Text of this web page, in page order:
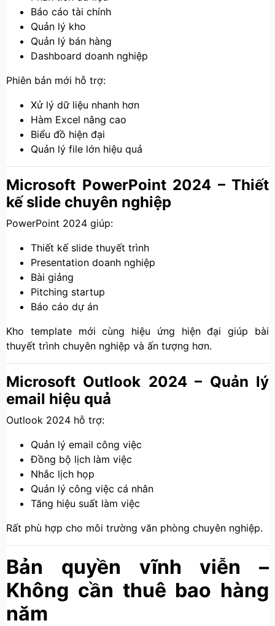
Báo cáo tài chính
Quản lý kho
Quản lý bán hàng
Dashboard doanh nghiệp
Phiên bản mới hỗ trợ:
Xử lý dữ liệu nhanh hơn
Hàm Excel nâng cao
Biểu đồ hiện đại
Quản lý file lớn hiệu quả
Microsoft PowerPoint 2024 – Thiết
kế slide chuyên nghiệp
PowerPoint 2024 giúp:
Thiết kế slide thuyết trình
Presentation doanh nghiệp
Bài giảng
Pitching startup
Báo cáo dự án
Kho template mới cùng hiệu ứng hiện đại giúp bài
thuyết trình chuyên nghiệp và ấn tượng hơn.
Microsoft Outlook 2024 – Quản lý
email hiệu quả
Outlook 2024 hỗ trợ:
Quản lý email công việc
Đồng bộ lịch làm việc
Nhắc lịch họp
Quản lý công việc cá nhân
Tăng hiệu suất làm việc
Rất phù hợp cho môi trường văn phòng chuyên nghiệp.
Bản quyền vĩnh viễn –
Không cần thuê bao hàng
năm